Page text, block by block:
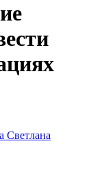
Светлана